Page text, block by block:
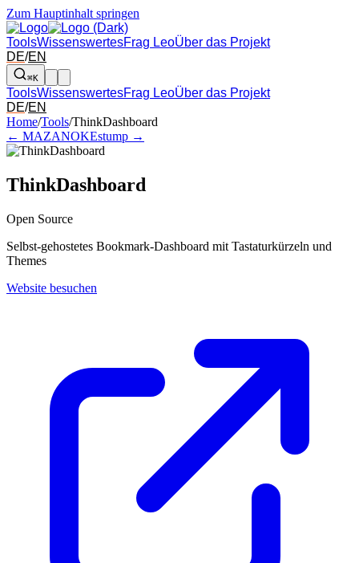
Zum Hauptinhalt springen
ToolsWissenswertesFrag LeoÜber das Projekt
DE/EN
⌘K
ToolsWissenswertesFrag LeoÜber das Projekt
DE/EN
Pfeil links und rechts: zum benachbarten Tool in der Übersicht
Home/Tools/ThinkDashboard
← MAZANOKEstump →
ThinkDashboard
Open Source
Selbst-gehostetes Bookmark-Dashboard mit Tastaturkürzeln und
Themes
Website besuchen